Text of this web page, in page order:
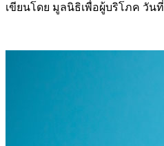
เขียนโดย มูลนิธิเพื่อผู้บริโภค วันที่